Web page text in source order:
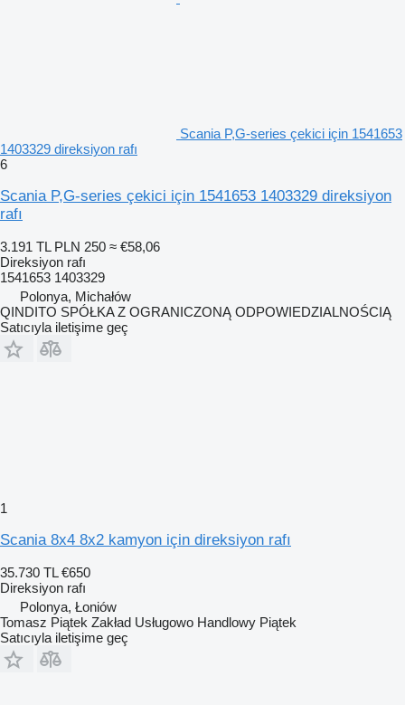
Scania P,G-series çekici için 1541653
1403329 direksiyon rafı
6
Scania P,G-series çekici için 1541653 1403329 direksiyon
rafı
3.191 TL PLN 250 ≈ €58,06
Direksiyon rafı
1541653 1403329
Polonya, Michałów
QINDITO SPÓŁKA Z OGRANICZONĄ ODPOWIEDZIALNOŚCIĄ
Satıcıyla iletişime geç
1
Scania 8x4 8x2 kamyon için direksiyon rafı
35.730 TL €650
Direksiyon rafı
Polonya, Łoniów
Tomasz Piątek Zakład Usługowo Handlowy Piątek
Satıcıyla iletişime geç